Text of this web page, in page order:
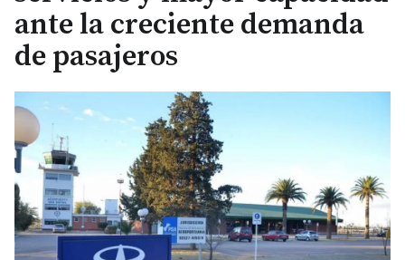
ante la creciente demanda
de pasajeros